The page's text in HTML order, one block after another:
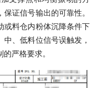
证信号输出的可靠性。
或料仓内粉体沉降条件下
、低料位信号误触发，
严格要求。